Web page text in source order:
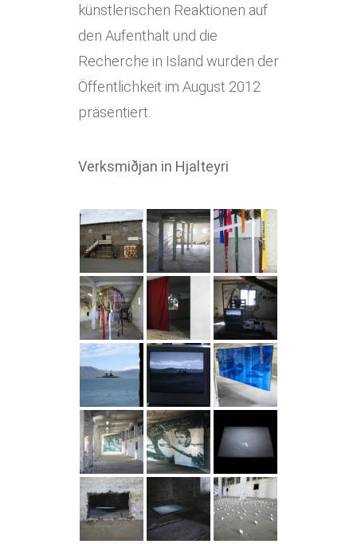
künstlerischen Reaktionen auf
den Aufenthalt und die
Recherche in Island wurden der
Öffentlichkeit im August 2012
präsentiert.
Verksmiðjan in Hjalteyri